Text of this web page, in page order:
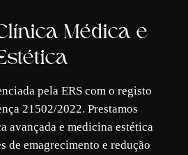
Médica e
pela ERS com o registo
21502/2022. Prestamos
avançada e medicina estética
de emagrecimento e redução